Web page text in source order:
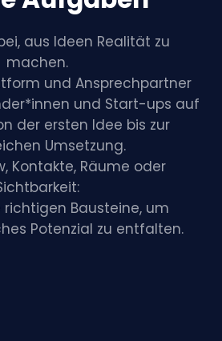
aus Ideen Realität zu
machen.
und Ansprechpartner
und Start-ups auf
der ersten Idee bis zur
Umsetzung.
Kontakte, Räume oder
Bausteine, um
Potenzial zu entfalten.